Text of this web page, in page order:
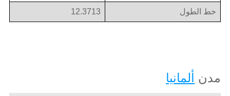
خط الطول 12.3713
مدن ألمانيا